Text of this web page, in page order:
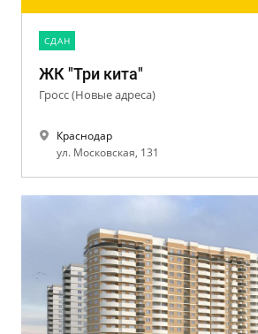
CДАН
ЖК "Три кита"
Гросс (Новые адреса)
Краснодар
ул. Московская, 131